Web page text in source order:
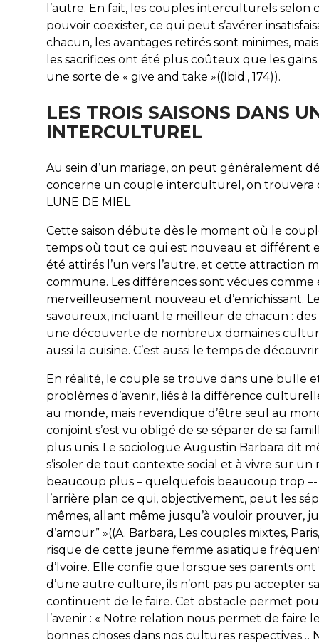
l’autre. En fait, les couples interculturels selon
pouvoir coexister, ce qui peut s’avérer
chacun, les avantages retirés sont minimes,
les sacrifices ont été plus coûteux que les
une sorte de « give and take »((Ibid., 174)).
LES TROIS SAISONS DANS
INTERCULTUREL
Au sein d’un mariage, on peut généralement
concerne un couple interculturel, on trouvera
LUNE DE MIEL
Cette saison débute dès le moment où le
temps où tout ce qui est nouveau et différent
été attirés l’un vers l’autre, et cette attraction
commune. Les différences sont vécues
merveilleusement nouveau et d’enrichissant.
savoureux, incluant le meilleur de chacun :
une découverte de nombreux domaines
aussi la cuisine. C’est aussi le temps de
En réalité, le couple se trouve dans une bulle
problèmes d’avenir, liés à la différence
au monde, mais revendique d’être seul au
conjoint s’est vu obligé de se séparer de sa
plus unis. Le sociologue Augustin Barbara dit
s’isoler de tout contexte social et à vivre sur
beaucoup plus – quelquefois beaucoup trop
l’arrière plan ce qui, objectivement, peut les
mêmes, allant même jusqu’à vouloir prouver,
d’amour” »((A. Barbara, Les couples mixtes,
risque de cette jeune femme asiatique
d’Ivoire. Elle confie que lorsque ses parents
d’une autre culture, ils n’ont pas pu accepter
continuent de le faire. Cet obstacle permet
l’avenir : « Notre relation nous permet de faire
bonnes choses dans nos cultures respectives…